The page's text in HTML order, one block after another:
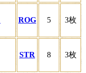
ROG 5 3枚
STR 8 3枚